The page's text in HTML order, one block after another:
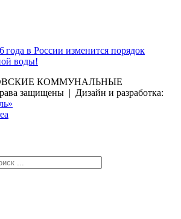
года в России изменится порядок
воды!
КОММУНАЛЬНЫЕ
защищены | Дизайн и разработка: